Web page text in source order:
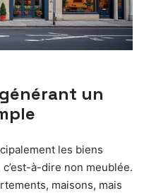
un
les biens
à-dire non meublée.
maisons, mais